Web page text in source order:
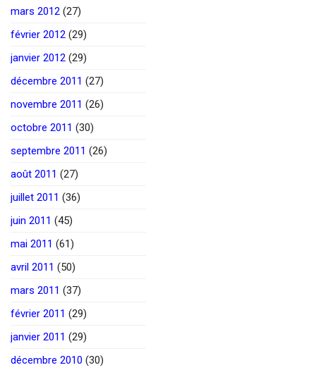
mars 2012 (27)
février 2012 (29)
janvier 2012 (29)
décembre 2011 (27)
novembre 2011 (26)
octobre 2011 (30)
septembre 2011 (26)
août 2011 (27)
juillet 2011 (36)
juin 2011 (45)
mai 2011 (61)
avril 2011 (50)
mars 2011 (37)
février 2011 (29)
janvier 2011 (29)
décembre 2010 (30)